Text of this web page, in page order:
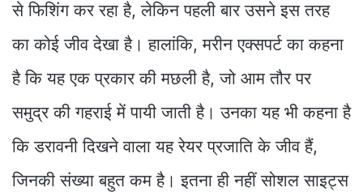
से फिशिंग कर रहा है, लेकिन पहली बार उसने इस तरह
का कोई जीव देखा है। हालांकि, मरीन एक्सपर्ट का कहना
है कि यह एक प्रकार की मछली है, जो आम तौर पर
समुद्र की गहराई में पायी जाती है। उनका यह भी कहना है
कि डरावनी दिखने वाला यह रेयर प्रजाति के जीव हैं,
जिनकी संख्या बहुत कम है। इतना ही नहीं सोशल साइट्स